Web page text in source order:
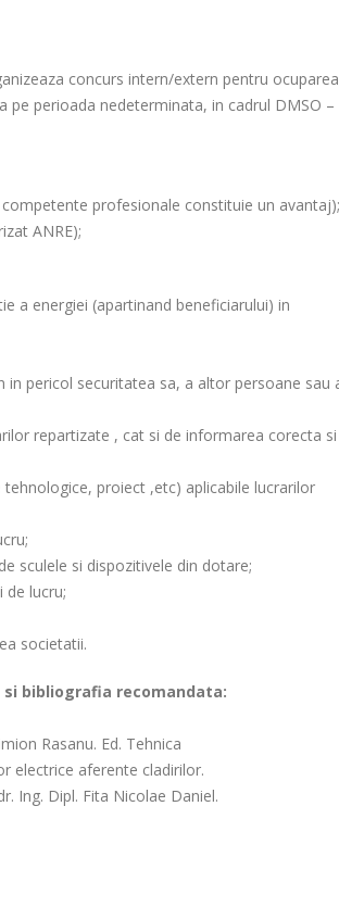
concurs intern/extern pentru
pe perioada nedeterminata, in cadrul DMSO –
profesionale constituie un avantaj);
ANRE);
a energiei (apartinand beneficiarului) in
pericol securitatea sa, a altor persoane sau
repartizate , cat si de informarea corecta si
proiect ,etc) aplicabile lucrarilor
sculele si dispozitivele din dotare;
de lucru;
societatii.
bibliografia recomandata:
Rasanu. Ed. Tehnica
electrice aferente cladirilor.
Ing. Dipl. Fita Nicolae Daniel.